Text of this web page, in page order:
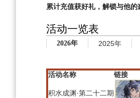
累计充值获好礼，解锁与他的
活动一览表
2026年 2025年
活动名称 链接
积水成渊·第二十二期